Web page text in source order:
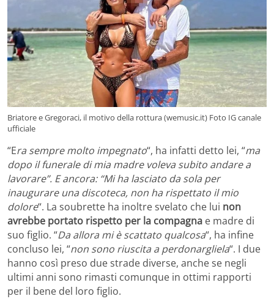
Briatore e Gregoraci, il motivo della rottura (wemusic.it) Foto IG canale
ufficiale
“Era sempre molto impegnato“, ha infatti detto lei, “ma
dopo il funerale di mia madre voleva subito andare a
lavorare”. E ancora: “Mi ha lasciato da sola per
inaugurare una discoteca, non ha rispettato il mio
dolore“. La soubrette ha inoltre svelato che lui non
avrebbe portato rispetto per la compagna e madre di
suo figlio. “Da allora mi è scattato qualcosa“, ha infine
concluso lei, “non sono riuscita a perdonargliela“. I due
hanno così preso due strade diverse, anche se negli
ultimi anni sono rimasti comunque in ottimi rapporti
per il bene del loro figlio.